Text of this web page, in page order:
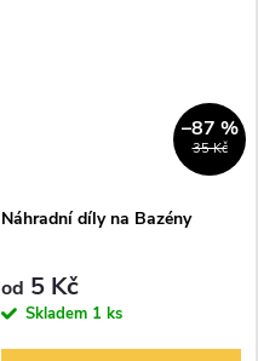
35 Kč
–87 %
Náhradní díly na Bazény
od 5 Kč
Skladem 1 ks